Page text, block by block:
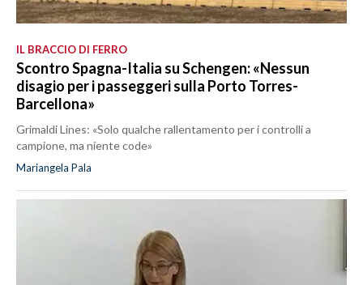
IL BRACCIO DI FERRO
Scontro Spagna-Italia su Schengen: «Nessun
disagio per i passeggeri sulla Porto Torres-
Barcellona»
Grimaldi Lines: «Solo qualche rallentamento per i controlli a
campione, ma niente code»
Mariangela Pala